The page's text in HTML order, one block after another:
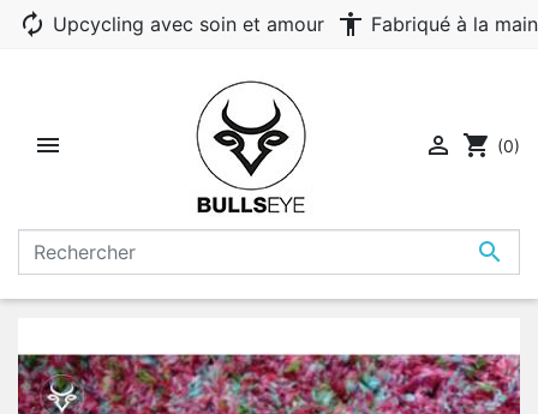
autorenew Upcycling avec soin et amour accessibility Fabriqué à la


 shopping_cart (0)